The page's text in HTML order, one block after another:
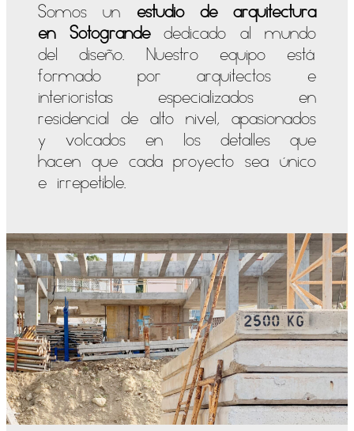
Somos un estudio de arquitectura
en Sotograndededicado al mundo
del diseño. Nuestro equipo está
formado por arquitectos e
interioristas especializados en
residencial de alto nivel, apasionados
y volcados en los detalles que
hacen que cada proyecto sea único
e irrepetible.